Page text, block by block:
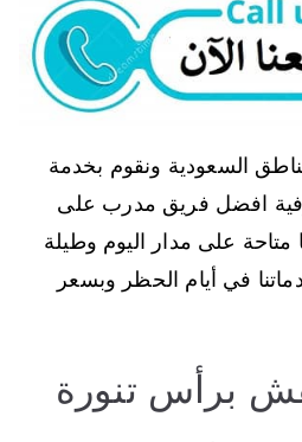
السعودية ونقوم بخدمة
افضل فريق مدرب على
متاحة على مدار اليوم وطيلة
في أيام الحظر وبسعر
برأس تنورة